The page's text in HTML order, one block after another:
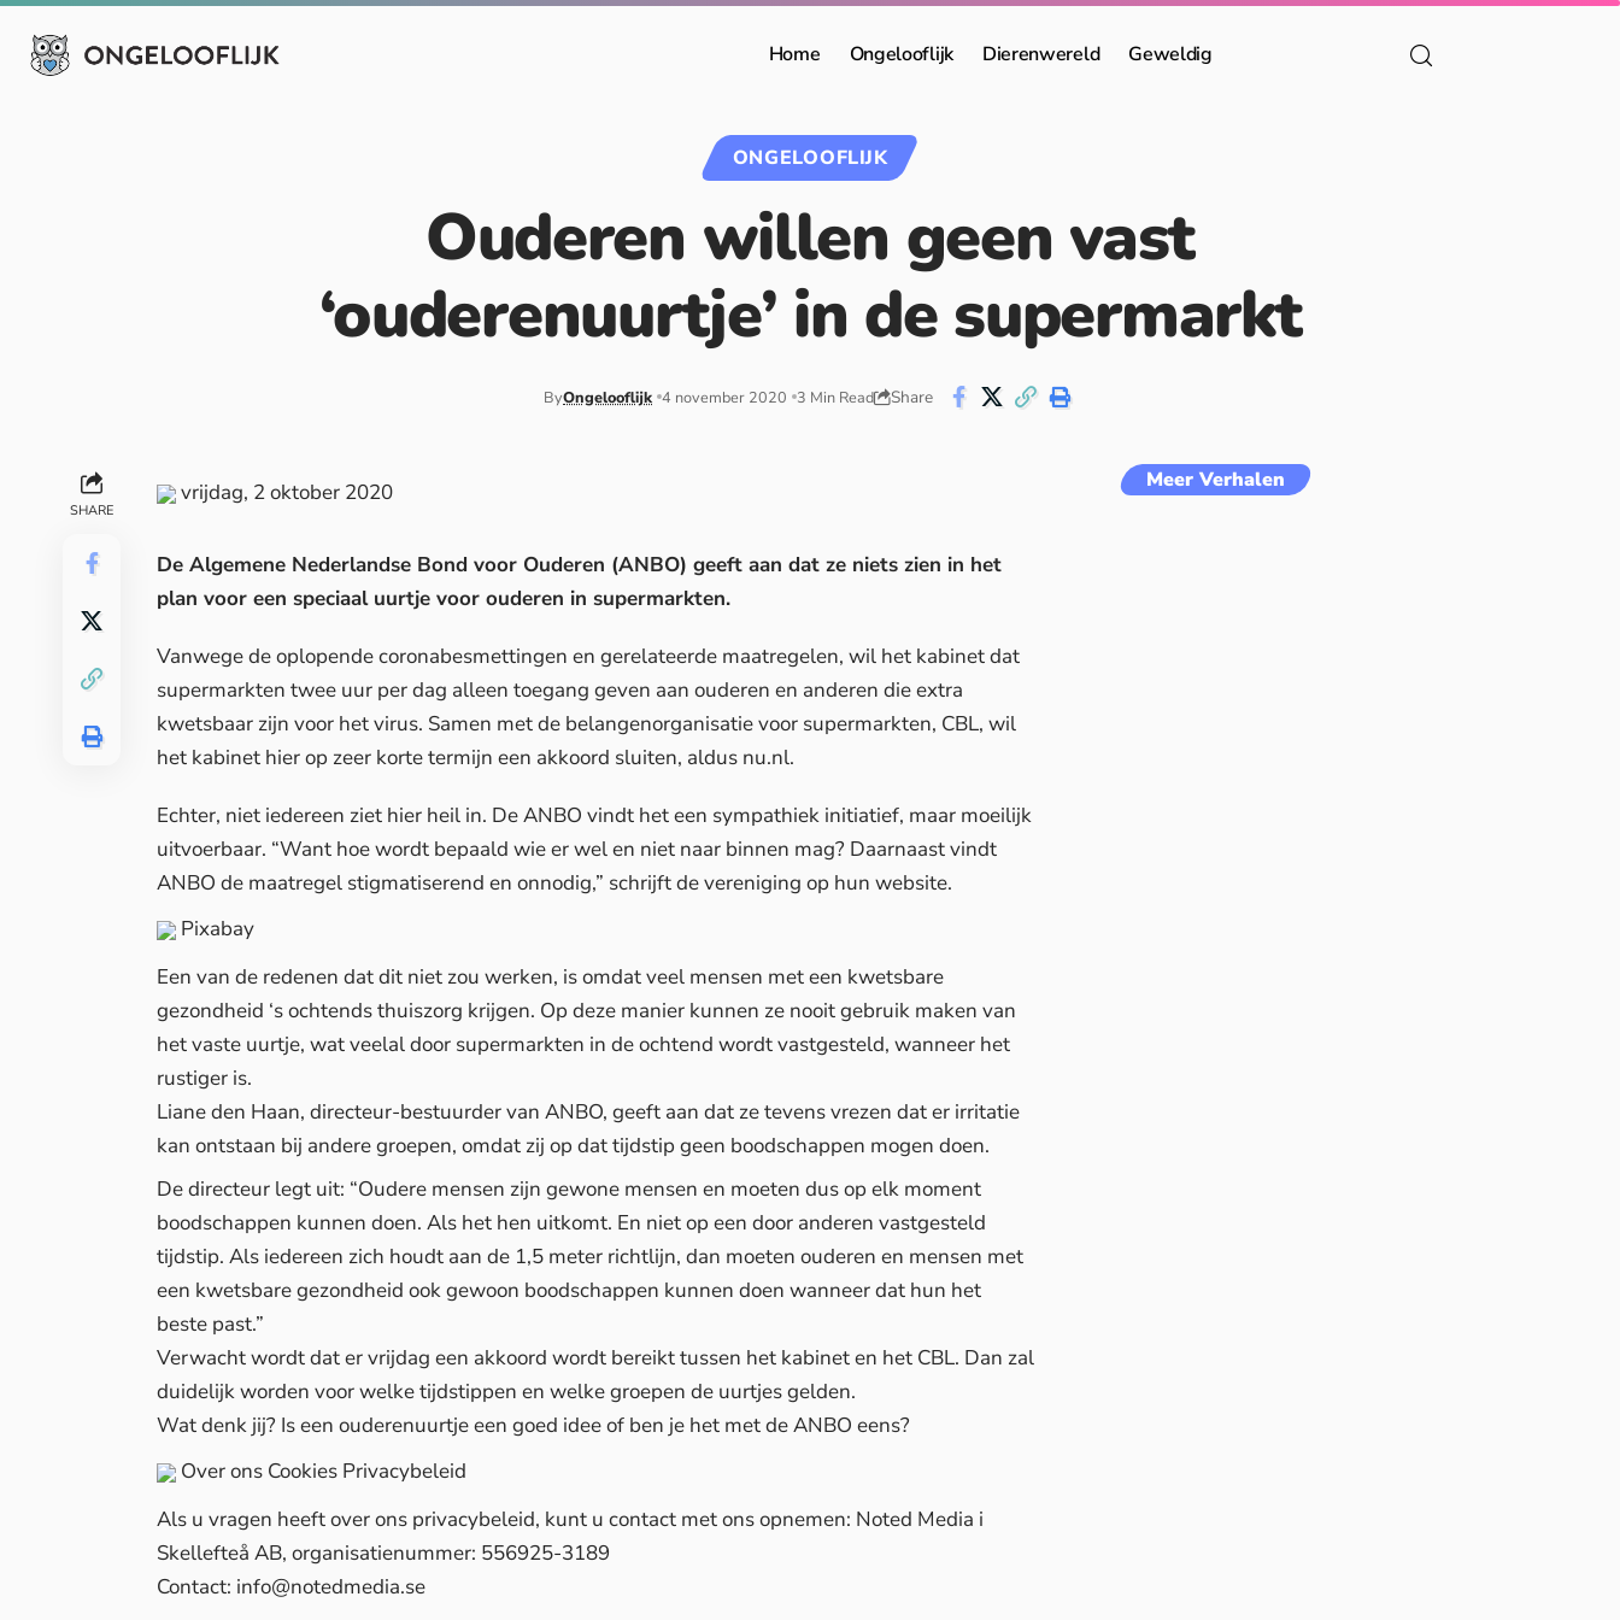
Home Ongelooflijk Dierenwereld Geweldig
ONGELOOFLIJK
Ouderen willen geen vast
‘ouderenuurtje’ in de supermarkt
ByOngelooflijk 4 november 2020 3 Min Read Share
SHARE
vrijdag, 2 oktober 2020
De Algemene Nederlandse Bond voor Ouderen (ANBO) geeft aan dat ze niets zien in het
plan voor een speciaal uurtje voor ouderen in supermarkten.
Vanwege de oplopende coronabesmettingen en gerelateerde maatregelen, wil het kabinet dat
supermarkten twee uur per dag alleen toegang geven aan ouderen en anderen die extra
kwetsbaar zijn voor het virus. Samen met de belangenorganisatie voor supermarkten, CBL, wil
het kabinet hier op zeer korte termijn een akkoord sluiten, aldus nu.nl.
Echter, niet iedereen ziet hier heil in. De ANBO vindt het een sympathiek initiatief, maar moeilijk
uitvoerbaar. “Want hoe wordt bepaald wie er wel en niet naar binnen mag? Daarnaast vindt
ANBO de maatregel stigmatiserend en onnodig,” schrijft de vereniging op hun website.
Pixabay
Een van de redenen dat dit niet zou werken, is omdat veel mensen met een kwetsbare
gezondheid ‘s ochtends thuiszorg krijgen. Op deze manier kunnen ze nooit gebruik maken van
het vaste uurtje, wat veelal door supermarkten in de ochtend wordt vastgesteld, wanneer het
rustiger is.
Liane den Haan, directeur-bestuurder van ANBO, geeft aan dat ze tevens vrezen dat er irritatie
kan ontstaan bij andere groepen, omdat zij op dat tijdstip geen boodschappen mogen doen.
De directeur legt uit: “Oudere mensen zijn gewone mensen en moeten dus op elk moment
boodschappen kunnen doen. Als het hen uitkomt. En niet op een door anderen vastgesteld
tijdstip. Als iedereen zich houdt aan de 1,5 meter richtlijn, dan moeten ouderen en mensen met
een kwetsbare gezondheid ook gewoon boodschappen kunnen doen wanneer dat hun het
beste past.”
Verwacht wordt dat er vrijdag een akkoord wordt bereikt tussen het kabinet en het CBL. Dan zal
duidelijk worden voor welke tijdstippen en welke groepen de uurtjes gelden.
Wat denk jij? Is een ouderenuurtje een goed idee of ben je het met de ANBO eens?
Over ons Cookies Privacybeleid
Als u vragen heeft over ons privacybeleid, kunt u contact met ons opnemen: Noted Media i
Skellefteå AB, organisatienummer: 556925-3189
Contact: info@notedmedia.se
Meer Verhalen